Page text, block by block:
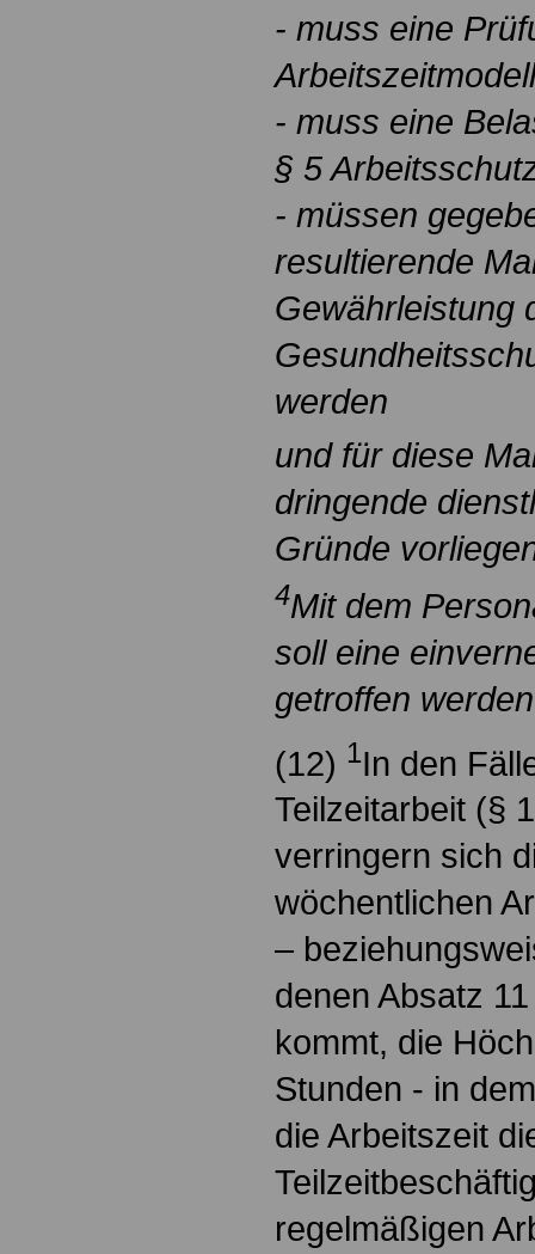
- muss eine
- muss eine
§ 5
- müssen
resultierende
Gewährleistung
werden
und für diese
dringende
Gründe
4Mit dem
soll eine
getroffen
(12) 1In den
Teilzeitarbeit (§
verringern sich
wöchentlichen
–
denen Absatz
kommt, die
Stunden - in
die Arbeitszeit
regelmäßigen